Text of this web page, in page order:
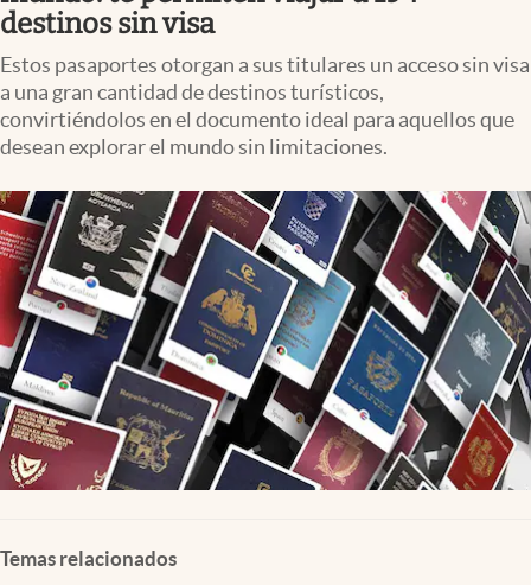
Vida y estilo
Tv
Clima
Mediakit
abre en nueva pestaña
México
destinos sin visa
Estos pasaportes otorgan a sus titulares un acceso sin visa
a una gran cantidad de destinos turísticos,
convirtiéndolos en el documento ideal para aquellos que
desean explorar el mundo sin limitaciones.
Temas relacionados